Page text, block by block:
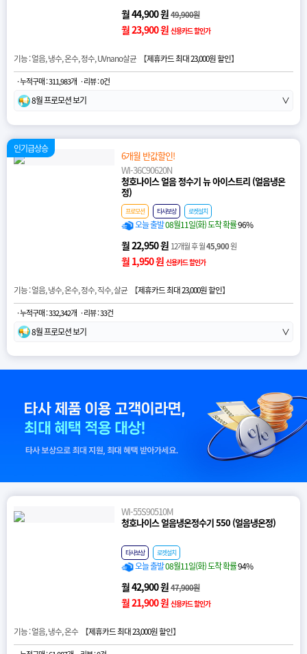
월 44,900 원49,900원
월 23,900 원 신용카드 할인가
기능 : 얼음, 냉수, 온수, 정수, UVnano살균 【제휴카드 최대 23,000원 할인】
· 누적구매 : 311,983개 · 리뷰 : 0건
8월 프로모션 보기 ∨
인기급상승
6개월 반값할인!
WI-36C90620N
청호나이스 얼음 정수기 뉴 아이스트리 (얼음냉온
정)
프로모션 타사보상 로켓설치
오늘 출발08월11일(화) 도착 확률96%
월 22,950 원 12개월 후 월45,900원
월 1,950 원 신용카드 할인가
기능 : 얼음, 냉수, 온수, 정수, 직수, 살균 【제휴카드 최대 23,000원 할인】
· 누적구매 : 332,342개 · 리뷰 : 33건
8월 프로모션 보기 ∨
WI-55S90510M
청호나이스 얼음냉온정수기 550 (얼음냉온정)
타사보상 로켓설치
오늘 출발08월11일(화) 도착 확률94%
월 42,900 원47,900원
월 21,900 원 신용카드 할인가
기능 : 얼음, 냉수, 온수 【제휴카드 최대 23,000원 할인】